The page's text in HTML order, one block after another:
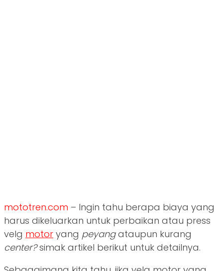
mototren.com – Ingin tahu berapa biaya yang
harus dikeluarkan untuk perbaikan atau press
velg motor yang peyangataupun kurang
center?simak artikel berikut untuk detailnya.